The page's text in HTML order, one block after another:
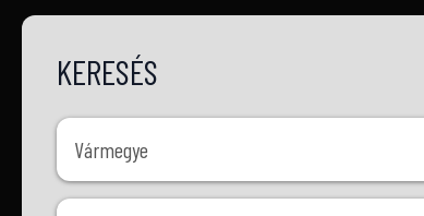
KERESÉS
Vármegye
Vármegye
Ivar